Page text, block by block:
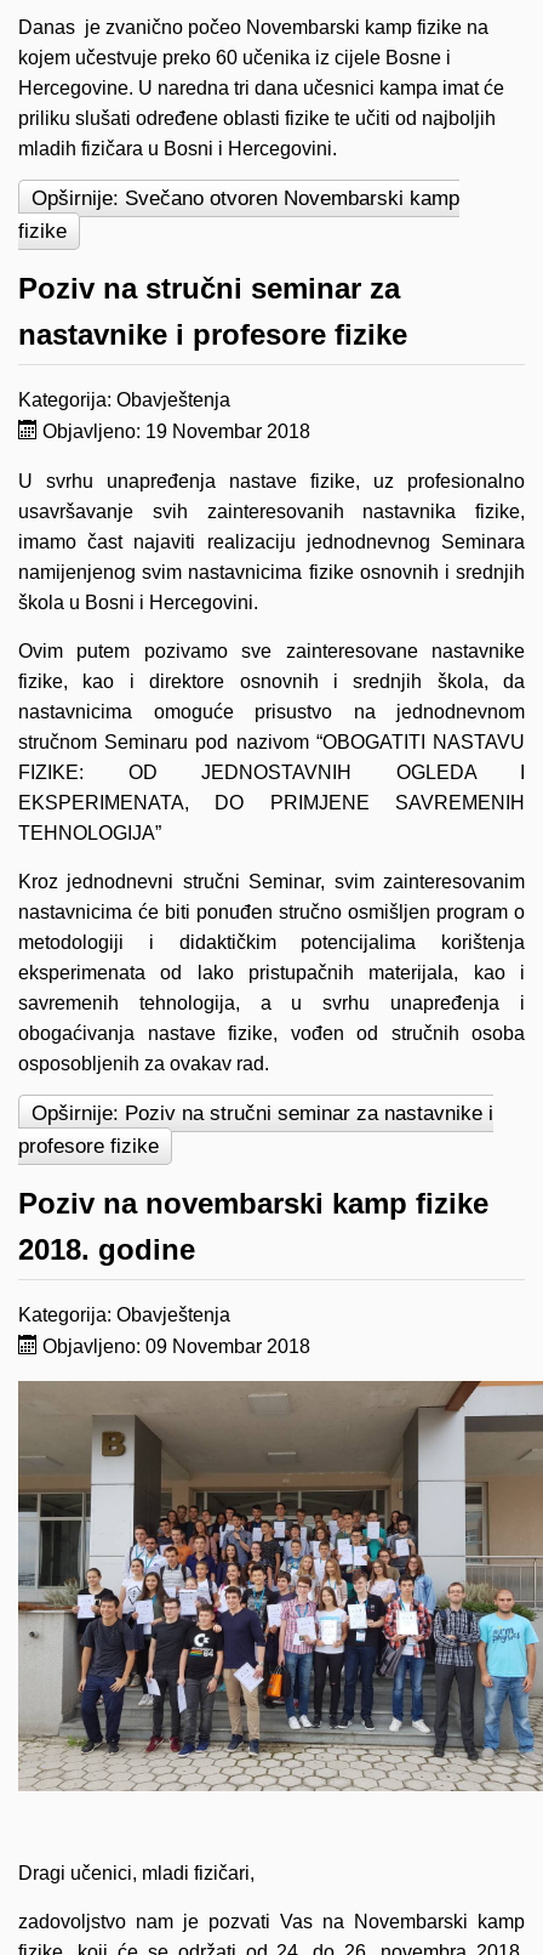
Danas je zvanično počeo Novembarski kamp fizike na
kojem učestvuje preko 60 učenika iz cijele Bosne i
Hercegovine. U naredna tri dana učesnici kampa imat će
priliku slušati određene oblasti fizike te učiti od najboljih
mladih fizičara u Bosni i Hercegovini.
Opširnije: Svečano otvoren Novembarski kamp
fizike
Poziv na stručni seminar za
nastavnike i profesore fizike
Kategorija: Obavještenja
Objavljeno: 19 Novembar 2018
U svrhu unapređenja nastave fizike, uz profesionalno
usavršavanje svih zainteresovanih nastavnika fizike,
imamo čast najaviti realizaciju jednodnevnog Seminara
namijenjenog svim nastavnicima fizike osnovnih i srednjih
škola u Bosni i Hercegovini.
Ovim putem pozivamo sve zainteresovane nastavnike
fizike, kao i direktore osnovnih i srednjih škola, da
nastavnicima omoguće prisustvo na jednodnevnom
stručnom Seminaru pod nazivom “OBOGATITI NASTAVU
FIZIKE: OD JEDNOSTAVNIH OGLEDA I
EKSPERIMENATA, DO PRIMJENE SAVREMENIH
TEHNOLOGIJA”
Kroz jednodnevni stručni Seminar, svim zainteresovanim
nastavnicima će biti ponuđen stručno osmišljen program o
metodologiji i didaktičkim potencijalima korištenja
eksperimenata od lako pristupačnih materijala, kao i
savremenih tehnologija, a u svrhu unapređenja i
obogaćivanja nastave fizike, vođen od stručnih osoba
osposobljenih za ovakav rad.
Opširnije: Poziv na stručni seminar za nastavnike i
profesore fizike
Poziv na novembarski kamp fizike
2018. godine
Kategorija: Obavještenja
Objavljeno: 09 Novembar 2018
Dragi učenici, mladi fizičari,
zadovoljstvo nam je pozvati Vas na Novembarski kamp